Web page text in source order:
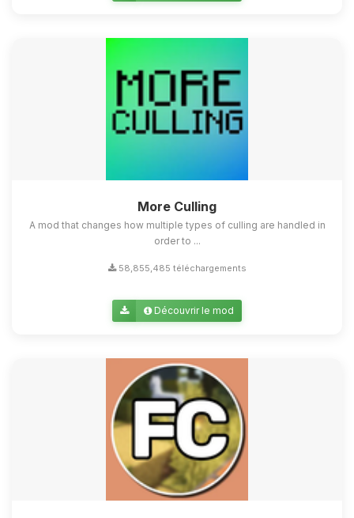
More Culling
A mod that changes how multiple types of culling are handled in
order to ...
58,855,485 téléchargements
Découvrir le mod